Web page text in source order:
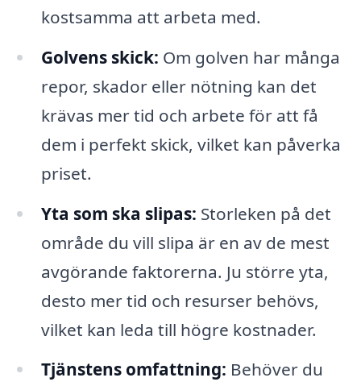
kostsamma att arbeta med.
Golvens skick: Om golven har många
repor, skador eller nötning kan det
krävas mer tid och arbete för att få
dem i perfekt skick, vilket kan påverka
priset.
Yta som ska slipas: Storleken på det
område du vill slipa är en av de mest
avgörande faktorerna. Ju större yta,
desto mer tid och resurser behövs,
vilket kan leda till högre kostnader.
Tjänstens omfattning: Behöver du